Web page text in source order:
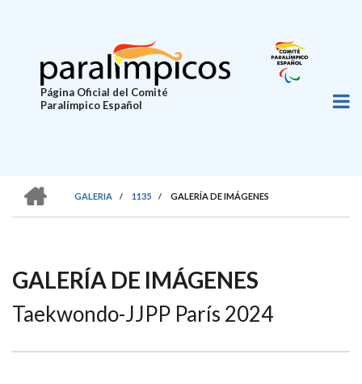
principal
Página Oficial del Comité
Paralímpico Español
SOBRESCRIBIR
DE
AYUDA
A
GALERIA
/ 1135 / GALERÍA DE IMÁGENES
GALERÍA DE IMÁGENES
Taekwondo-JJPP París 2024